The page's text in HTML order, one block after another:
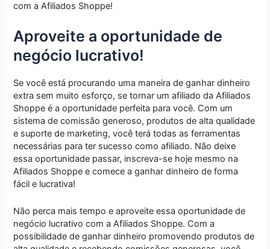
com a Afiliados Shoppe!
Aproveite a oportunidade de
negócio lucrativo!
Se você está procurando uma maneira de ganhar dinheiro
extra sem muito esforço, se tornar um afiliado da Afiliados
Shoppe é a oportunidade perfeita para você. Com um
sistema de comissão generoso, produtos de alta qualidade
e suporte de marketing, você terá todas as ferramentas
necessárias para ter sucesso como afiliado. Não deixe
essa oportunidade passar, inscreva-se hoje mesmo na
Afiliados Shoppe e comece a ganhar dinheiro de forma
fácil e lucrativa!
Não perca mais tempo e aproveite essa oportunidade de
negócio lucrativo com a Afiliados Shoppe. Com a
possibilidade de ganhar dinheiro promovendo produtos de